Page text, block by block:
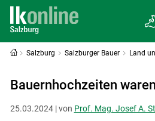
Salzburg Salzburger Bauer Land
Bauernhochzeiten
25.03.2024 | von Prof. Mag. Josef A.